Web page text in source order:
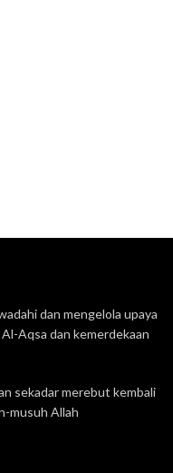
dan mengelola upaya
Aqsa dan kemerdekaan
sekadar merebut kembali
musuh Allah